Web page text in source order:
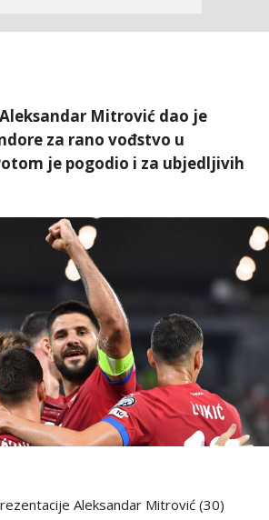
Mitrović dao je
za rano vođstvo u
je pogodio i za ubjedljivih
Aleksandar Mitrović (30)